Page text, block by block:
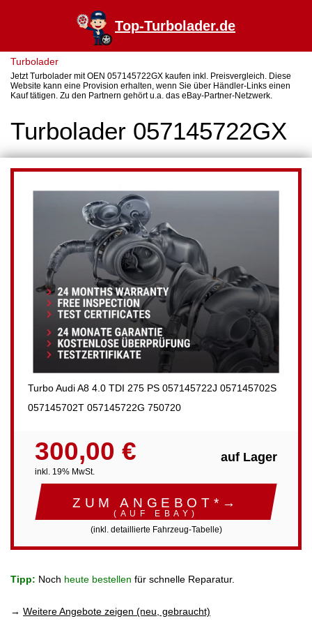
Top-Turbolader.de
Turbolader
Jetzt Turbolader mit OEN 057145722GX kaufen inkl. Preisvergleich. Diese
Website kann eine Provision erhalten, wenn Sie über Händler-Links einen
Kauf tätigen. Zu den Partnern gehört u.a. das eBay-Partner-Netzwerk.
Turbolader 057145722GX
Turbo Audi A8 4.0 TDI 275 PS 057145722J 057145702S
057145702T 057145722G 750720
300,00 €
inkl. 19% MwSt.
auf Lager
ZUM ANGEBOT*→
(AUF EBAY)
(inkl. detaillierte Fahrzeug-Tabelle)
Tipp: Noch heute bestellen für schnelle Reparatur.
→ Weitere Angebote zeigen (neu, gebraucht)